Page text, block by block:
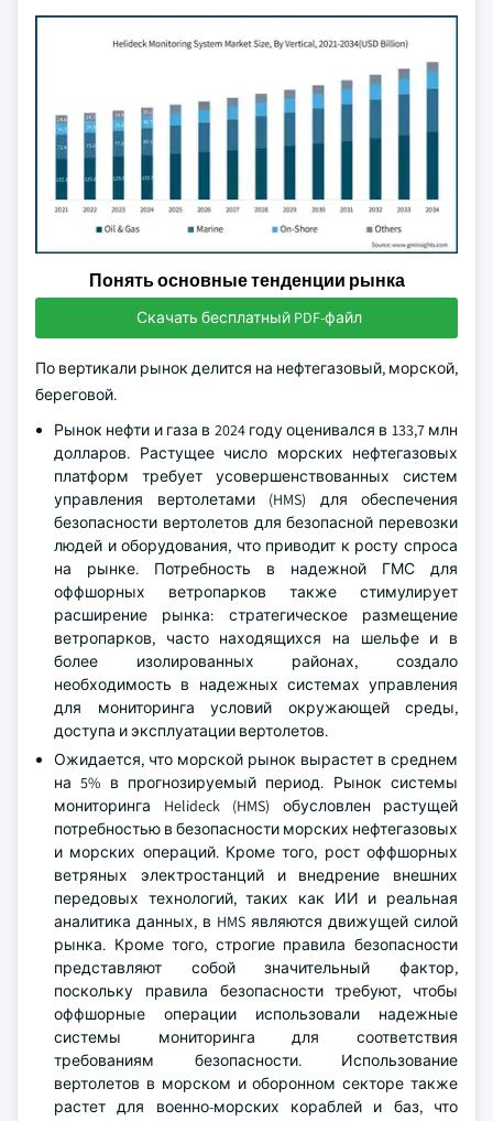
Понять основные тенденции рынка
Скачать бесплатный PDF-файл
По вертикали рынок делится на нефтегазовый, морской,
береговой.
Рынок нефти и газа в 2024 году оценивался в 133,7 млн
долларов. Растущее число морских нефтегазовых
платформ требует усовершенствованных систем
управления вертолетами (HMS) для обеспечения
безопасности вертолетов для безопасной перевозки
людей и оборудования, что приводит к росту спроса
на рынке. Потребность в надежной ГМС для
оффшорных ветропарков также стимулирует
расширение рынка: стратегическое размещение
ветропарков, часто находящихся на шельфе и в
более изолированных районах, создало
необходимость в надежных системах управления
для мониторинга условий окружающей среды,
доступа и эксплуатации вертолетов.
Ожидается, что морской рынок вырастет в среднем
на 5% в прогнозируемый период. Рынок системы
мониторинга Helideck (HMS) обусловлен растущей
потребностью в безопасности морских нефтегазовых
и морских операций. Кроме того, рост оффшорных
ветряных электростанций и внедрение внешних
передовых технологий, таких как ИИ и реальная
аналитика данных, в HMS являются движущей силой
рынка. Кроме того, строгие правила безопасности
представляют собой значительный фактор,
поскольку правила безопасности требуют, чтобы
оффшорные операции использовали надежные
системы мониторинга для соответствия
требованиям безопасности. Использование
вертолетов в морском и оборонном секторе также
растет для военно-морских кораблей и баз, что